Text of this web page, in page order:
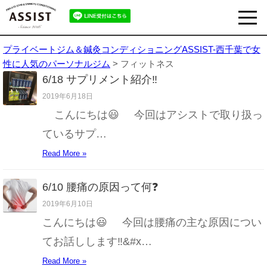
プライベートジム＆鍼灸コンディショニングASSIST-西千葉で女
性に人気のパーソナルジム > フィットネス
6/18 サプリメント紹介‼️
2019年6月18日
こんにちは😃 今回はアシストで取り扱っ
ているサプ…
Read More »
6/10 腰痛の原因って何❓
2019年6月10日
こんにちは😃 今回は腰痛の主な原因につい
てお話しします‼&#x…
Read More »